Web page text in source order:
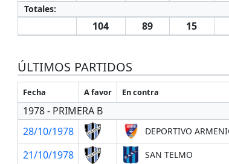
Totales:
104 89 15
ÚLTIMOS PARTIDOS
Fecha A favor En contra
1978 - PRIMERA B
28/10/1978
DEPORTIVO
21/10/1978
SAN TELMO